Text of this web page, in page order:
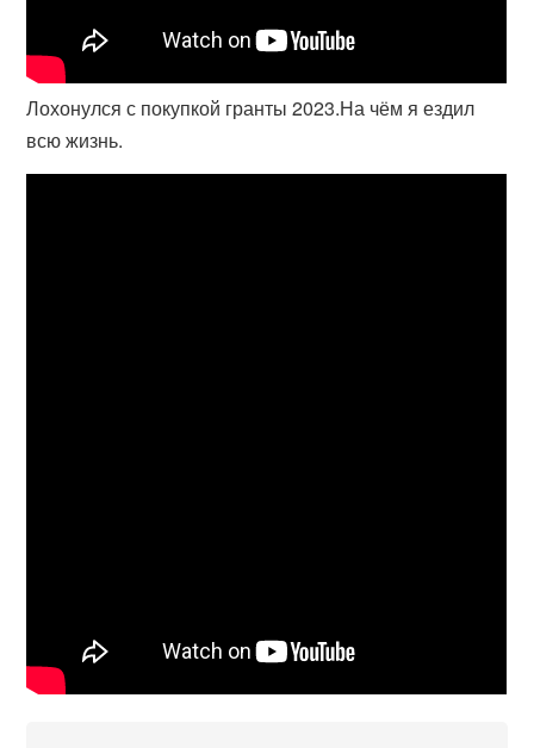
Лохонулся с покупкой гранты 2023.На чём я ездил
всю жизнь.